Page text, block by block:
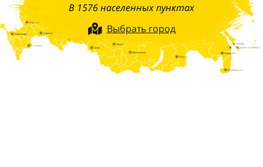
В 1576 населенных пунктах
Выбрать город